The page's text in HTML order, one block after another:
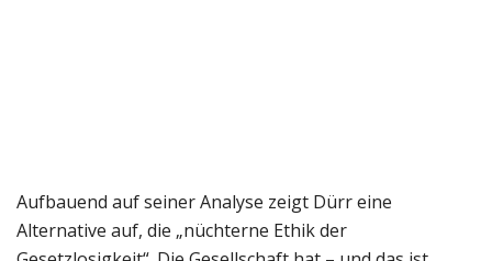
Aufbauend auf seiner Analyse zeigt Dürr eine
Alternative auf, die „nüchterne Ethik der